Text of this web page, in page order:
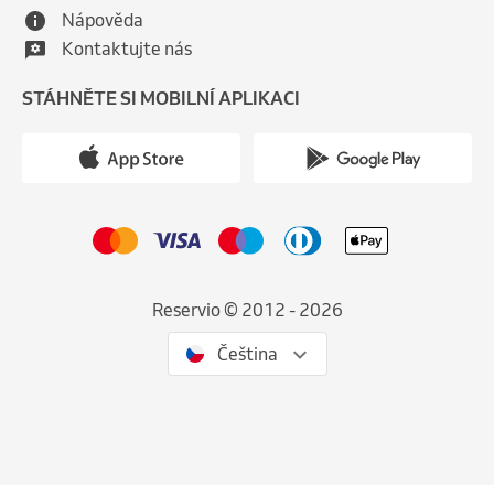
Nápověda
Kontaktujte nás
STÁHNĚTE SI MOBILNÍ APLIKACI
Reservio © 2012 - 2026
Čeština